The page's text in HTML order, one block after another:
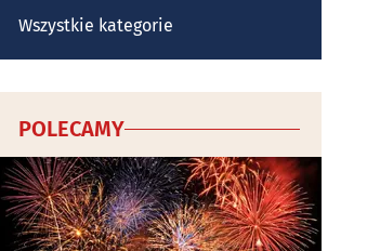
Wszystkie kategorie
POLECAMY